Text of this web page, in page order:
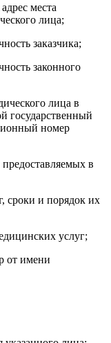
места
лица;
заказчика;
законного
лица в
государственный
номер
в
сроки и порядок их
услуг;
от имени